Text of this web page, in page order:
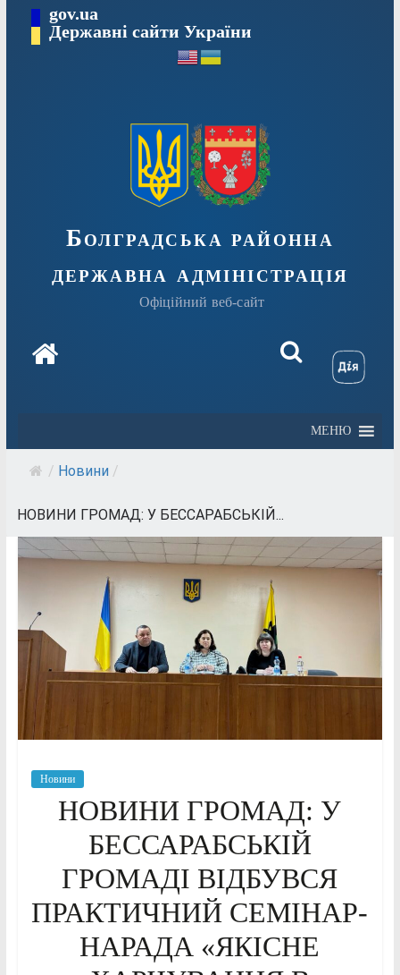
Перейтиgov.ua
Державні сайти України
Болградська районна
державна адміністрація
Офіційний веб-сайт
МЕНЮ
/ Новини /
НОВИНИ ГРОМАД: У БЕССАРАБСЬКІЙ...
Новини
НОВИНИ ГРОМАД: У
БЕССАРАБСЬКІЙ
ГРОМАДІ ВІДБУВСЯ
ПРАКТИЧНИЙ СЕМІНАР-
НАРАДА «ЯКІСНЕ